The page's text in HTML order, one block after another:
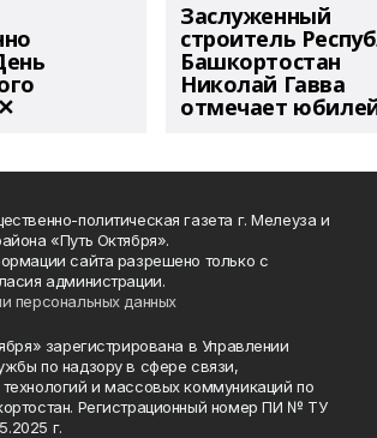
Заслуженный
строитель
Башкортостан
Николай Гавва
отмечает
политическая газета г. Мелеуза и
«Путь Октября».
сайта разрешено только с
администрации.
персональных данных
зарегистрирована в Управлении
по надзору в сфере связи,
и массовых коммуникаций по
Регистрационный номер ПИ № ТУ
г.